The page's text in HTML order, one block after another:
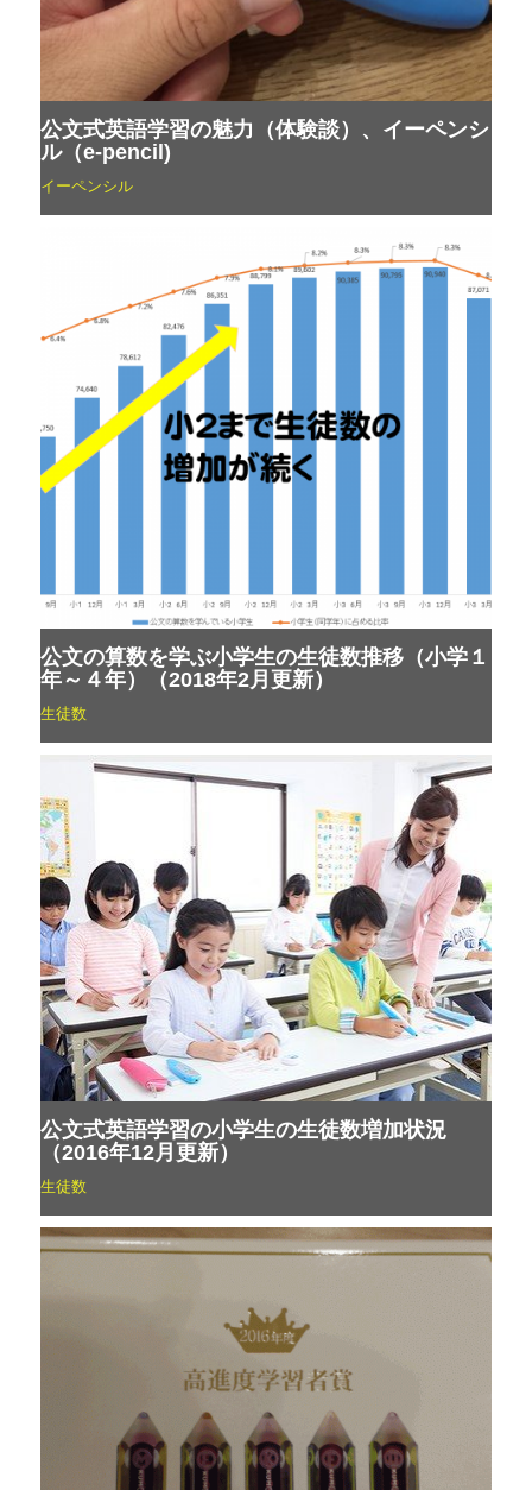
公文式英語学習の魅力（体験談）、イーペンシ
ル（e-pencil)
イーペンシル
公文の算数を学ぶ小学生の生徒数推移（小学１
年～４年）（2018年2月更新）
生徒数
公文式英語学習の小学生の生徒数増加状況
（2016年12月更新）
生徒数